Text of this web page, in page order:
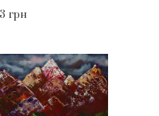
грн